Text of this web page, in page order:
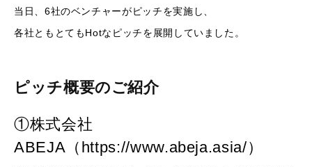
当日、6社のベンチャーがピッチを実施し、
各社ともとてもHotなピッチを展開していました。
ピッチ概要のご紹介
①株式会社
ABEJA（https://www.abeja.asia/）